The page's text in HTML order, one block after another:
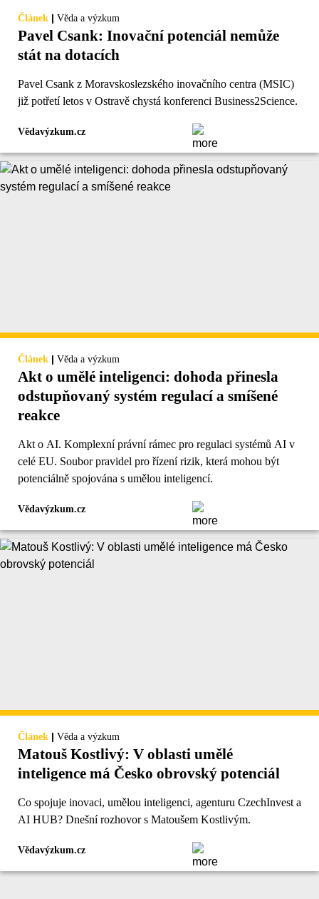
Článek | Věda a výzkum
Pavel Csank: Inovační potenciál nemůže
stát na dotacích
Pavel Csank z Moravskoslezského inovačního centra (MSIC)
již potřetí letos v Ostravě chystá konferenci Business2Science.
Vědavýzkum.cz
Článek | Věda a výzkum
Akt o umělé inteligenci: dohoda přinesla
odstupňovaný systém regulací a smíšené
reakce
Akt o AI. Komplexní právní rámec pro regulaci systémů AI v
celé EU. Soubor pravidel pro řízení rizik, která mohou být
potenciálně spojována s umělou inteligencí.
Vědavýzkum.cz
Článek | Věda a výzkum
Matouš Kostlivý: V oblasti umělé
inteligence má Česko obrovský potenciál
Co spojuje inovaci, umělou inteligenci, agenturu CzechInvest a
AI HUB? Dnešní rozhovor s Matoušem Kostlivým.
Vědavýzkum.cz